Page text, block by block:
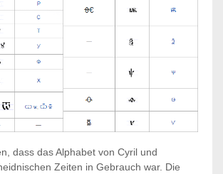
dass das Alphabet von Cyril und
Zeiten in Gebrauch war. Die